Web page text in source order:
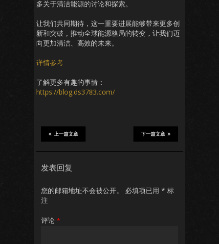
多关于清洁能源的讨论和探索。
让我们共同期待，这一重要进展能够带来更多创
新和突破，推动全球能源格局的转变，让我们迈
向更加清洁、高效的未来。
详情参考
了解更多有趣的事情：
https://blog.ds3783.com/
下一篇文章
上一篇文章
发表回复
您的邮箱地址不会被公开。 必填项已用 * 标
注
评论 *